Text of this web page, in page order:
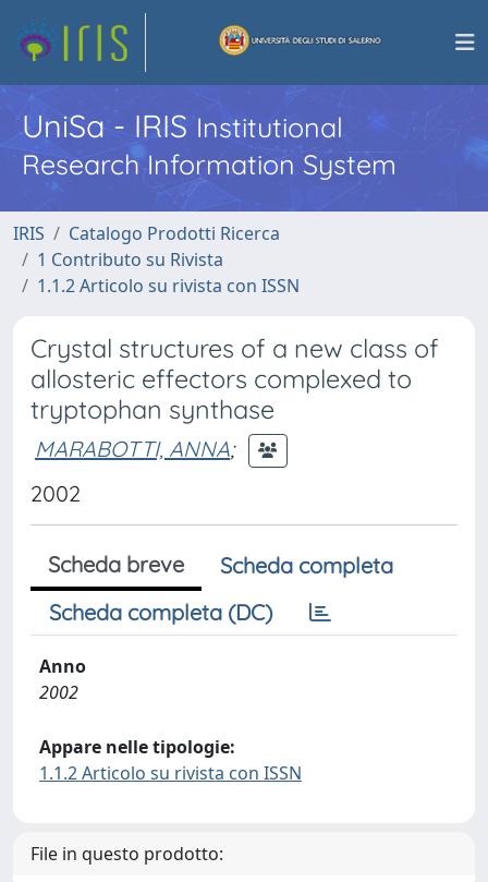
UniSa - IRISInstitutional
Research Information System
IRIS
Catalogo Prodotti Ricerca
1 Contributo su Rivista
1.1.2 Articolo su rivista con ISSN
Crystal structures of a new class of
allosteric effectors complexed to
tryptophan synthase
MARABOTTI, ANNA;
2002
Scheda breve
Scheda completa
Scheda completa (DC)
Anno
2002
Appare nelle tipologie:
1.1.2 Articolo su rivista con ISSN
File in questo prodotto: